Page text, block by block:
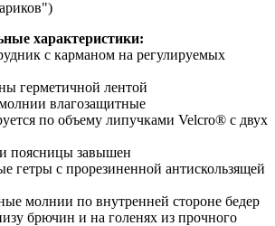
характеристики:
с карманом на регулируемых
герметичной лентой
влагозащитные
по объему липучками Velcro® с двух
поясницы завышен
гетры с прорезиненной антискользящей
молнии по внутренней стороне бедер
брючин и на голенях из прочного